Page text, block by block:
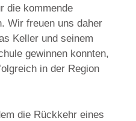
die kommende
Wir freuen uns daher
Keller und seinem
gewinnen konnten,
in der Region
die Rückkehr eines